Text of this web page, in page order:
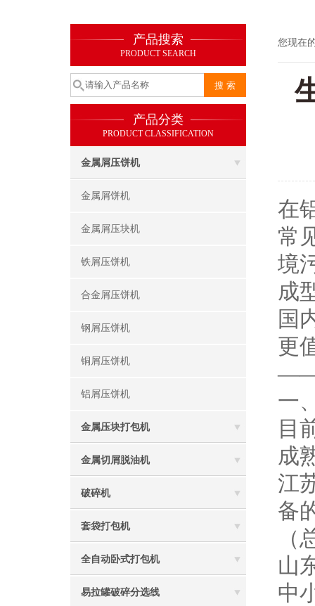
产品搜索
PRODUCT SEARCH
产品分类
PRODUCT CLASSIFICATION
金属屑压饼机
金属屑饼机
金属屑压块机
铁屑压饼机
合金屑压饼机
钢屑压饼机
铜屑压饼机
铝屑压饼机
金属压块打包机
金属切屑脱油机
破碎机
套袋打包机
全自动卧式打包机
易拉罐破碎分选线
您现在
在
常
境
成
国
更
——
一
目
成
江
备
山
中